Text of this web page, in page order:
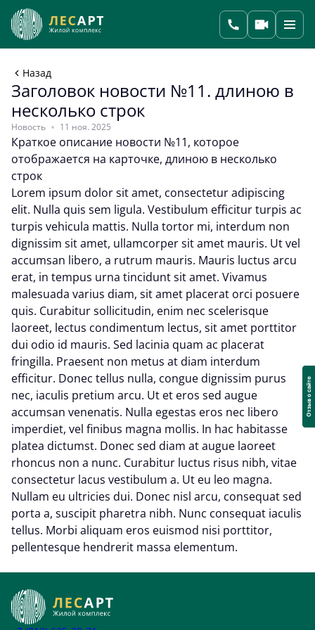
Назад
Заголовок новости №11. длиною в
несколько строк
Новость 11 ноя. 2025
Краткое описание новости №11, которое
отображается на карточке, длиною в несколько
строк
Lorem ipsum dolor sit amet, consectetur adipiscing
elit. Nulla quis sem ligula. Vestibulum efficitur turpis ac
turpis vehicula mattis. Nulla tortor mi, interdum non
dignissim sit amet, ullamcorper sit amet mauris. Ut vel
accumsan libero, a rutrum mauris. Mauris luctus arcu
erat, in tempus urna tincidunt sit amet. Vivamus
malesuada varius diam, sit amet placerat orci posuere
quis. Curabitur sollicitudin, enim nec scelerisque
laoreet, lectus condimentum lectus, sit amet porttitor
dui odio id mauris. Sed lacinia quam ac placerat
fringilla. Praesent non metus at diam interdum
efficitur. Donec tellus nulla, congue dignissim purus
nec, iaculis pretium arcu. Ut et eros sed augue
accumsan venenatis. Nulla egestas eros nec libero
imperdiet, vel finibus magna mollis. In hac habitasse
platea dictumst. Donec sed diam at augue laoreet
rhoncus non a nunc. Curabitur luctus risus nibh, vitae
consectetur lacus vestibulum a. Ut eu leo magna.
Nullam eu ultricies dui. Donec nisl arcu, consequat sed
porta a, suscipit pharetra nibh. Nunc consequat iaculis
tellus. Morbi aliquam eros euismod nisi porttitor,
pellentesque hendrerit massa elementum.